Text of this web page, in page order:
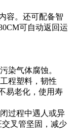
容。还可配备智
可自动返回运
染气体腐蚀。
程塑料，韧性
易老化，使用寿
过程中遇人或异
交叉管坚固，减少